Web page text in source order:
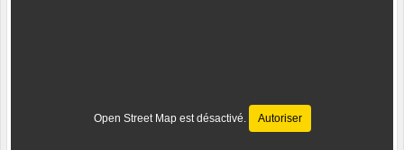
Open Street Map est désactivé. Autoriser